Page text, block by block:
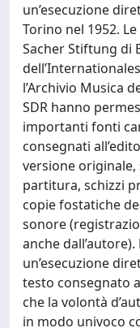
un’esecuzione
Torino nel 1952.
Sacher Stiftung di
l’Archivio Musica
SDR hanno
importanti fonti
consegnati
versione
partitura, schizzi
copie fostatiche
sonore
anche
un’esecuzione
testo consegnato
che la volontà
in modo univoco